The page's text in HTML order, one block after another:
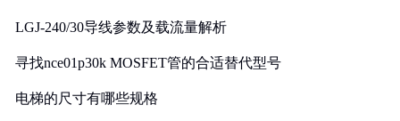
LGJ-240/30导线参数及载流量解析
寻找nce01p30k MOSFET管的合适替代型号
电梯的尺寸有哪些规格